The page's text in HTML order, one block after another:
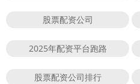
股票配资公司
2025年配资平台跑路
股票配资公司排行